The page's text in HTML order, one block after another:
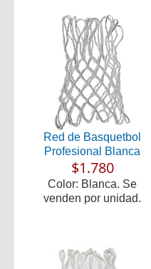
Red de Basquetbol
Profesional Blanca
$1.780
Color: Blanca. Se
venden por unidad.